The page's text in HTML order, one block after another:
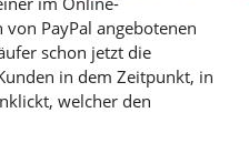
PayPal angebotenen
schon jetzt die
in dem Zeitpunkt, in
welcher den